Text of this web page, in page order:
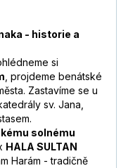
- historie a
si
, projdeme benátské
Zastavíme se u
sv. Jana,
solnému
HALA SULTAN
Harám - tradičně